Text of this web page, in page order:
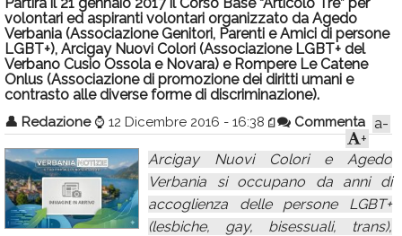
Eventi
Info Utili
Rubriche
Calendario
Annunci
volontari ed aspiranti volontari organizzato da Agedo
Verbania (Associazione Genitori, Parenti e Amici di persone
LGBT+), Arcigay Nuovi Colori (Associazione LGBT+ del
Verbano Cusio Ossola e Novara) e Rompere Le Catene
Onlus (Associazione di promozione dei diritti umani e
contrasto alle diverse forme di discriminazione).
👤 Redazione ⌚ 12 Dicembre 2016 - 16:38 Commenta
a-
+
Arcigay Nuovi Colori e Agedo
Verbania si occupano da anni di
accoglienza delle persone LGBT+
(lesbiche, gay, bisessuali, trans),